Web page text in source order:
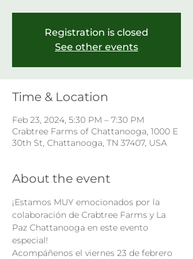
Registration is closed
See other events
Time & Location
Feb 23, 2024, 5:30 PM – 7:30 PM
Crabtree Farms of Chattanooga, 1000 E
30th St, Chattanooga, TN 37407, USA
About the event
¡Estamos MUY emocionados por la
colaboración de Crabtree Farms y La
Paz Chattanooga en este evento
especial!
Acompáñenos el viernes 23 de febrero